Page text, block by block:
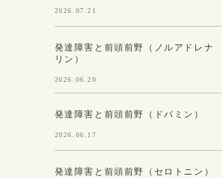
2026.07.21
発達障害と前頭前野（ノルアドレナ
リン）
2026.06.20
発達障害と前頭前野（ドパミン）
2026.06.17
発達障害と前頭前野（セロトニン）